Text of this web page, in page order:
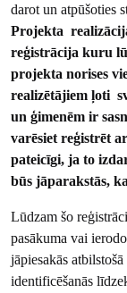
darot un atpūšoties
Projekta
reģistrācija kuru
projekta norises
realizētājiem ļoti
un ģimenēm ir
varēsiet reģistrēt
pateicīgi, ja to
būs jāparakstās,
Lūdzam šo
pasākuma vai
jāpiesakās
identificēšanās